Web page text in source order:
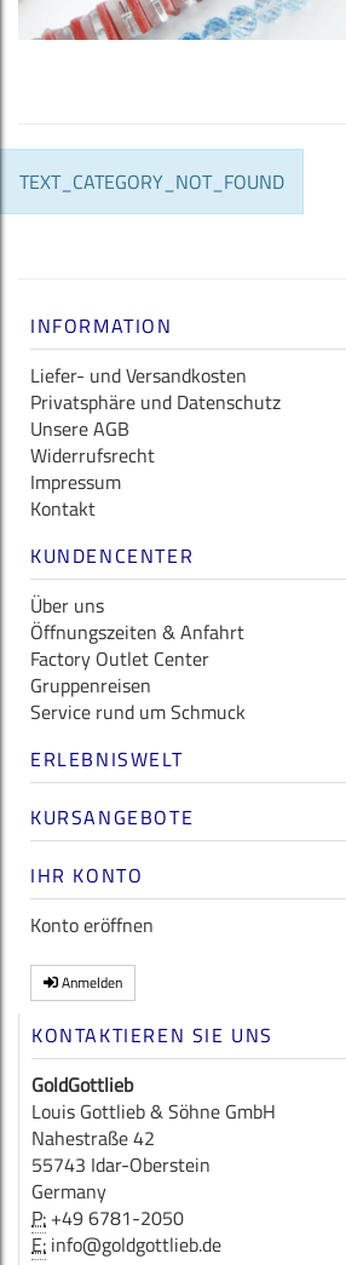
TEXT_CATEGORY_NOT_FOUND
INFORMATION
Liefer- und Versandkosten
Privatsphäre und Datenschutz
Unsere AGB
Widerrufsrecht
Impressum
Kontakt
KUNDENCENTER
Über uns
Öffnungszeiten & Anfahrt
Factory Outlet Center
Gruppenreisen
Service rund um Schmuck
ERLEBNISWELT
KURSANGEBOTE
IHR KONTO
Konto eröffnen
Anmelden
KONTAKTIEREN SIE UNS
GoldGottlieb
Louis Gottlieb & Söhne GmbH
Nahestraße 42
55743 Idar-Oberstein
Germany
P: +49 6781-2050
E: info@goldgottlieb.de